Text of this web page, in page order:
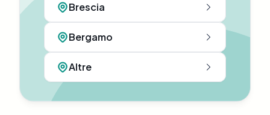
Brescia
Bergamo
Altre